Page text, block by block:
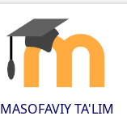
MASOFAVIY TA'LIM